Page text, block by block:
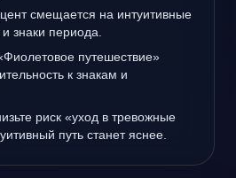
смещается на интуитивные
знаки периода.
путешествие»
к знакам и
риск «уход в тревожные
путь станет яснее.